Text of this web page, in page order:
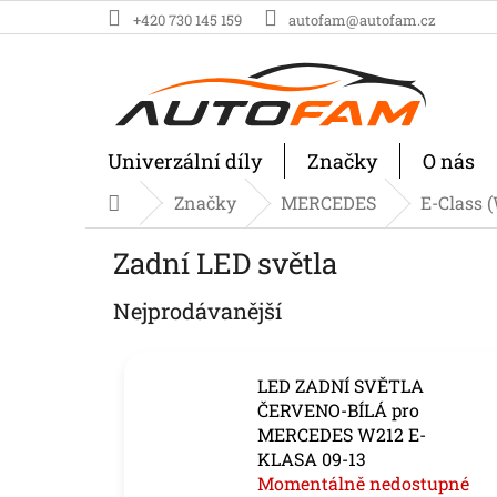
na
+420 730 145 159 autofam@autofam.cz
Univerzální díly Značky O nás
DomůZnačky MERCEDES E-Class
Zadní LED světla
Nejprodávanější
LED ZADNÍ SVĚTLA
ČERVENO-BÍLÁ pro
MERCEDES W212 E-
KLASA 09-13
Momentálně nedostupné